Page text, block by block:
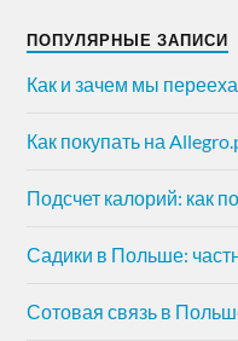
ПОПУЛЯРНЫЕ ЗАПИСИ
Как и зачем мы
Как покупать на
Подсчет калорий: как
Садики в Польше:
Сотовая связь в